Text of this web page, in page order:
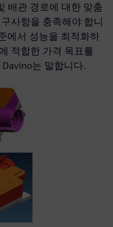
배관 경로에 대한 맞춤
사항을 충족해야 합니
에서 성능을 최적화하
적합한 가격 목표를
는 말합니다.